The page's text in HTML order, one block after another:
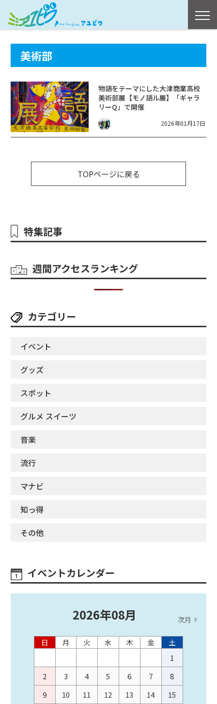
美術部
物語をテーマにした大津商業高校
美術部展【モノ語ル展】「ギャラ
リーQ」で開催
2026年01月17日
TOPページに戻る
特集記事
週間アクセスランキング
カテゴリー
イベント
グッズ
スポット
グルメ スイーツ
音楽
流行
マナビ
知っ得
その他
イベントカレンダー
2026年08月 次月
日 月 火 水 木 金
土
1
2
3 4 5 6 7
8
9
10 11 12 13 14
15